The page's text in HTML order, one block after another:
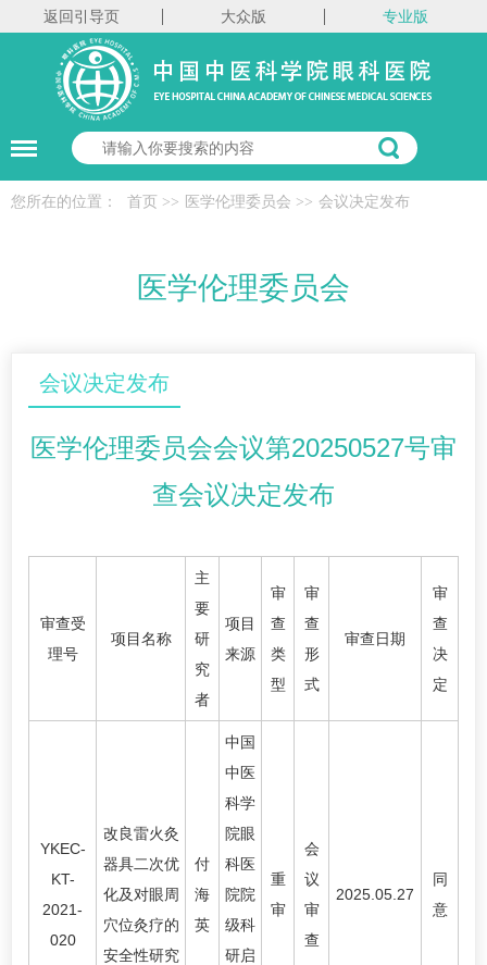
返回引导页 大众版 专业版
您所在的位置： 首页 >> 医学伦理委员会 >> 会议决定发布
医学伦理委员会
会议决定发布
医学伦理委员会会议第20250527号审
查会议决定发布
审查受
理号
项目名称
主
要
研
究
者
项目
来源
审
查
类
型
审
查
形
式
审查日期
审
查
决
定
YKEC-
KT-
2021-
020
改良雷火灸
器具二次优
化及对眼周
穴位灸疗的
安全性研究
付
海
英
中国
中医
科学
院眼
科医
院院
级科
研启
重
审
会
议
审
查
2025.05.27
同
意